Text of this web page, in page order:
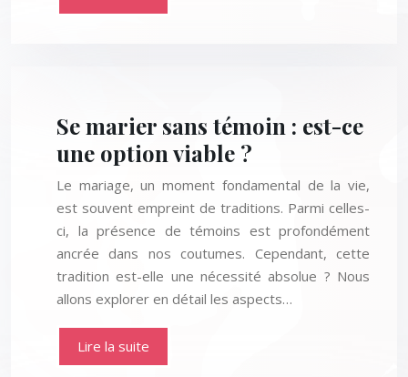
Se marier sans témoin : est-ce
une option viable ?
Le mariage, un moment fondamental de la vie,
est souvent empreint de traditions. Parmi celles-
ci, la présence de témoins est profondément
ancrée dans nos coutumes. Cependant, cette
tradition est-elle une nécessité absolue ? Nous
allons explorer en détail les aspects…
Lire la suite